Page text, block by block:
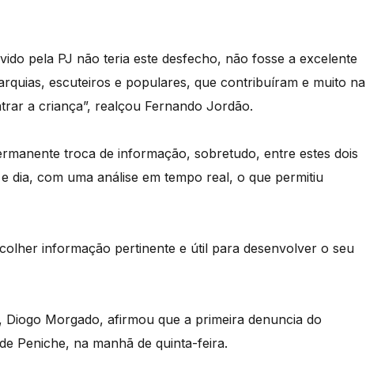
pela PJ não teria este desfecho, não fosse a excelente
escuteiros e populares, que contribuíram e muito na
a criança”, realçou Fernando Jordão.
troca de informação, sobretudo, entre estes dois
dia, com uma análise em tempo real, o que permitiu
informação pertinente e útil para desenvolver o seu
Diogo Morgado, afirmou que a primeira denuncia do
Peniche, na manhã de quinta-feira.